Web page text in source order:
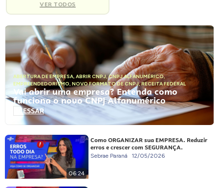
VER TODOS
ABERTURA DE EMPRESA, ABRIR CNPJ,CNPJ ALFANUMÉRICO,
EMPREENDEDORISMO, NOVO FORMATO DE CNPJ,RECEITA FEDERAL
Vai abrir uma empresa? Entenda como
funciona o novo CNPJ Alfanumérico
ACESSAR
06:24
Como ORGANIZAR sua EMPRESA. Reduzir
erros e crescer com SEGURANÇA.
Sebrae Paraná 12/05/2026